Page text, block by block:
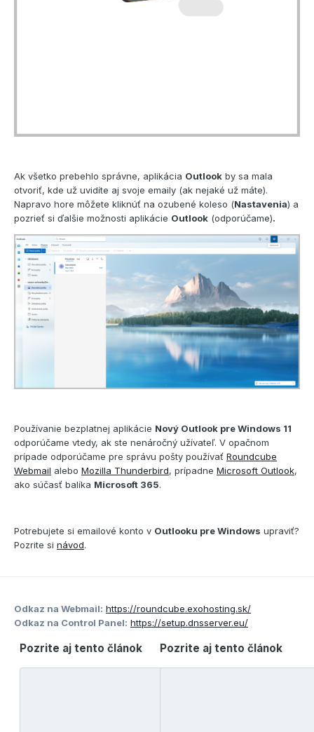
Ak všetko prebehlo správne, aplikácia Outlook by sa mala
otvoriť, kde už uvidíte aj svoje emaily (ak nejaké už máte).
Napravo hore môžete kliknúť na ozubené koleso (Nastavenia) a
pozrieť si ďalšie možnosti aplikácie Outlook (odporúčame).
Používanie bezplatnej aplikácie Nový Outlook pre Windows 11
odporúčame vtedy, ak ste nenáročný užívateľ. V opačnom
prípade odporúčame pre správu pošty používať Roundcube
Webmail alebo Mozilla Thunderbird, prípadne Microsoft Outlook,
ako súčasť balíka Microsoft 365.
Potrebujete si emailové konto v Outlooku pre Windows upraviť?
Pozrite si návod.
Odkaz na Webmail: https://roundcube.exohosting.sk/
Odkaz na Control Panel: https://setup.dnsserver.eu/
Pozrite aj tento článok Pozrite aj tento článok